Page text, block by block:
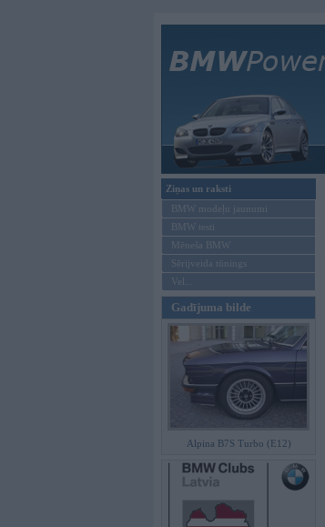
Ziņas un raksti
BMW modeļu jaunumi
BMW testi
Mēneša BMW
Sērijveida tūnings
Vel...
Gadījuma bilde
Alpina B7S Turbo (E12)